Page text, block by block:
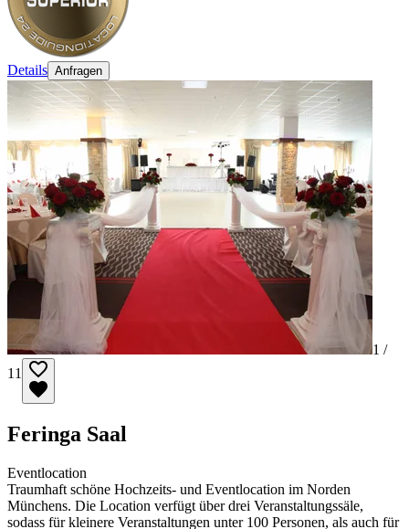
Details Anfragen
1 /
11
Feringa Saal
Eventlocation
Traumhaft schöne Hochzeits- und Eventlocation im Norden
Münchens. Die Location verfügt über drei Veranstaltungssäle,
sodass für kleinere Veranstaltungen unter 100 Personen, als auch für